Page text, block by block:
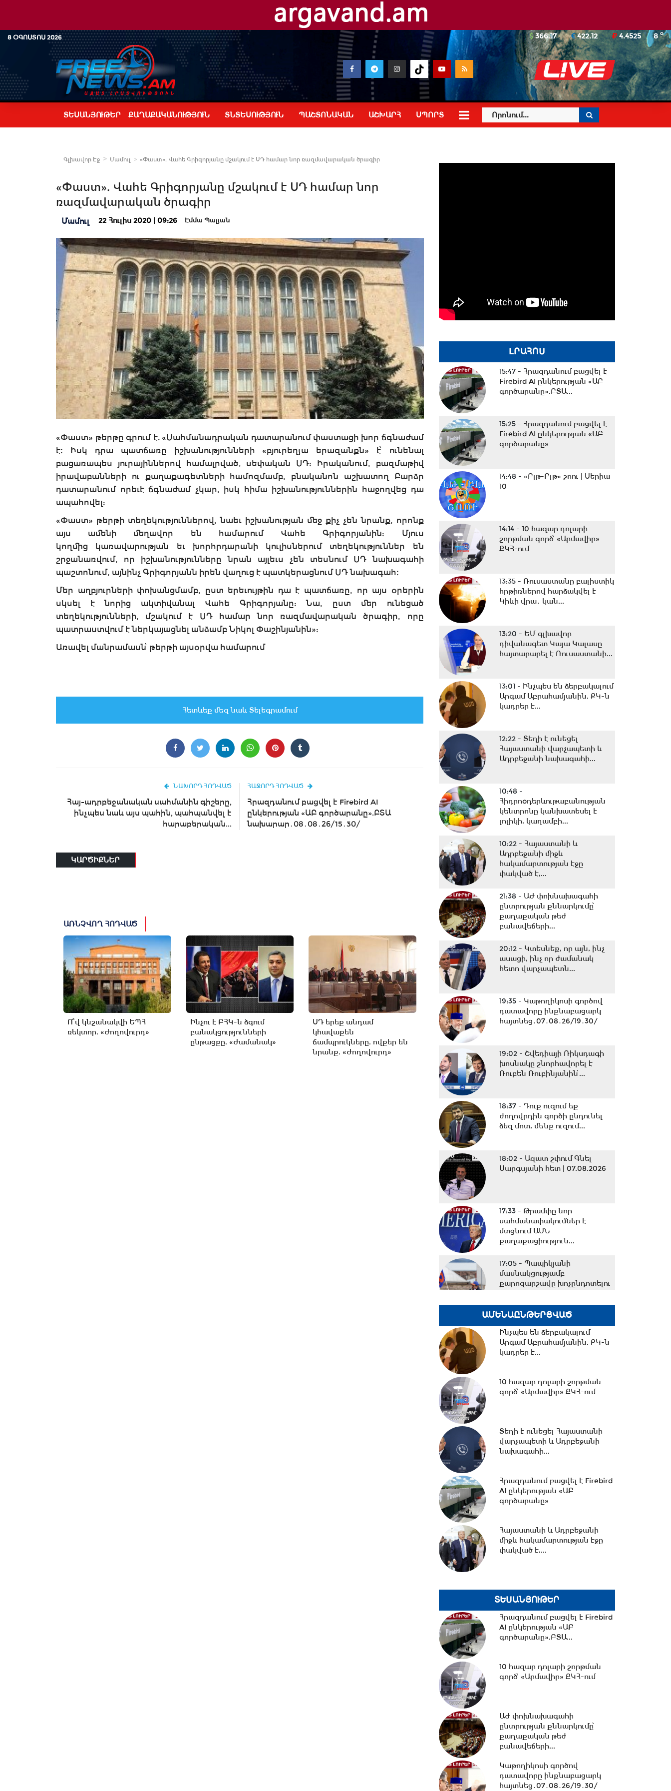
8 ՕԳՈՍՏՈՍ 2026 8o
366.17 422.12 4.4525
ՏԵՍԱՆՅՈՒԹԵՐ ՔԱՂԱՔԱԿԱՆՈՒԹՅՈՒՆ ՏՆՏԵՍՈՒԹՅՈՒՆ ՊԱՇՏՈՆԱԿԱՆ ԱՇԽԱՐՀ ՍՊՈՐՏ
Գլխավոր Էջ Մամուլ «Փաստ». Վահե Գրիգորյանը մշակում է ՍԴ համար նոր ռազմավարական ծրագիր
«Փաստ». Վահե Գրիգորյանը մշակում է ՍԴ համար նոր
ռազմավարական ծրագիր
Մամուլ 22 Հուլիս 2020 | 09:26 Էմմա Պալյան
«Փաստ» թերթը գրում է. «Սահմանադրական դատարանում փաստացի խոր ճգնաժամ
է։ Իսկ դրա պատճառը իշխանությունների «բյուրեղյա երազանքն» է՝ ունենալ
բացառապես յուրայիններով համալրված, սեփական ՍԴ: Իրականում, բազմաթիվ
իրավաբանների ու քաղաքագետների համոզմամբ, բնականոն աշխատող Բարձր
դատարանում որեւէ ճգնաժամ չկար, իսկ հիմա իշխանություններին հաջողվեց դա
ապահովել:
«Փաստ» թերթի տեղեկություններով, նաեւ իշխանության մեջ քիչ չեն նրանք, որոնք
այս ամենի մեղավոր են համարում Վահե Գրիգորյանին: Մյուս
կողմից կառավարության եւ խորհրդարանի կուլիսներում տեղեկություններ են
շրջանառվում, որ իշխանությունները նրան այլեւս չեն տեսնում ՍԴ նախագահի
պաշտոնում, այնինչ Գրիգորյանն իրեն վաղուց է պատկերացնում ՍԴ նախագահ։
Մեր աղբյուրների փոխանցմամբ, ըստ երեւույթին դա է պատճառը, որ այս օրերին
սկսել է նորից ակտիվանալ Վահե Գրիգորյանը: Նա, ըստ մեր ունեցած
տեղեկությունների, մշակում է ՍԴ համար նոր ռազմավարական ծրագիր, որը
պատրաստվում է ներկայացնել անձամբ Նիկոլ Փաշինյանին»:
Առավել մանրամասն՝ թերթի այսօրվա համարում
Հետևեք մեզ նաև Տելեգրամում
ՆԱԽՈՐԴ ՀՈԴՎԱԾ
Հայ-ադրբեջանական սահմանին գիշերը,
ինչպես նաև այս պահին, պահպանվել է
հարաբերական...
ՀԱՋՈՐԴ ՀՈԴՎԱԾ
Հրազդանում բացվել է Firebird AI
ընկերության «ԱԲ գործարանը».ԲՏԱ
նախարար․08․08․26/15․30/
ԿԱՐԾԻՔՆԵՐ
ԱՌՆՉՎՈՂ ՀՈԴՎԱԾ
Ո՞վ կնշանակվի ԵՊՀ
ռեկտոր. «Ժողովուրդ»
Ինչու է ԲՀԿ-ն ձգում
բանակցությունների
ընթացքը. «Ժամանակ»
ՍԴ երեք անդամ
կհավաքեն
ճամպրուկները. ովքեր են
նրանք. «Ժողովուրդ»
ԼՐԱՀՈՍ
15:47 - Հրազդանում բացվել է
Firebird AI ընկերության «ԱԲ
գործարանը».ԲՏԱ...
15:25 - Հրազդանում բացվել է
Firebird AI ընկերության «ԱԲ
գործարանը»
14:48 - «Բլթ-Բլթ» շոու | Սերիա
10
14:14 - 10 հազար դոլարի
շորթման գործ՝ «Արմավիր»
ՔԿՀ-ում
13:35 - Ռուսաստանը բալիստիկ
հրթիռներով հարձակվել է
Կիևի վրա․ կան...
13:20 - ԵՄ գլխավոր
դիվանագետ Կայա Կալասը
հայտարարել է Ռուսաստանի...
13:01 - Ինչպես են ձերբակալում
Արգամ Աբրահամյանին. ՔԿ-ն
կադրեր է...
12:22 - Տեղի է ունեցել
Հայաստանի վարչապետի և
Ադրբեջանի նախագահի...
10:48 -
Հիդրոօդերևութաբանության
կենտրոնը կանխատեսել է
լոլիկի, կաղամբի...
10:22 - Հայաստանի և
Ադրբեջանի միջև
հակամարտության էջը
փակված է,...
21:38 - ԱԺ փոխնախագահի
ընտրության քննարկումը՝
քաղաքական թեժ
բանավեճերի...
20:12 - Կտեսնեք, որ այն, ինչ
ասացի, ինչ որ ժամանակ
հետո վարչապետն...
19:35 - Կաթողիկոսի գործով
դատավորը ինքնաբացարկ
հայտնեց․07․08․26/19․30/
19:02 - Շվեդիայի Ռիկսդագի
խոսնակը շնորհավորել է
Ռուբեն Ռուբինյանին՝...
18:37 - Դուք ուզում եք
ժողովրդին գործի ընդունել
ձեզ մոտ, մենք ուզում...
18:02 - Ազատ շփում Գնել
Սարգսյանի հետ | 07.08.2026
17:33 - Թրամփը նոր
սահմանափակումներ է
մտցնում ԱՄՆ
քաղաքացիություն...
17:05 - Պապիկյանի
մասնակցությամբ
քարոզարշավը խոչընդոտելու
16:38 -Տաթև համայնքի
նախկին ղեկավար Մուրադ
Սիմոնյանից կբռնագանձվի...
գնման մրցույթից 500 մլն
դրամից ավելի...
սահմանափակումները
վնասում են ԵԱՏՄ-ի
ընկալմանը...
միլիարդի զենքի վաճառքն
Ադրբեջանին Հայաստանի...
14:06 -
Կասեցվել է «Ծիրան»
սուպերմարկետում գործող
հացի արտադրամասի...
բացահայտվել է 1,3 մլրդ դրամի
թաքցված հարկման...
13:00 -Մինչ Եվրասիական
միջկառավարական խորհրդի
12:33 -
Իրանի
ունեցող...
12:15 -Նիկոլ Փաշինյանը
պատասխանել է ռուսական
ներկայացուցիչների...
11:26 -Եվրասիական
ԱՄԵՆԱԸՆԹԵՐՑՎԱԾ
Ինչպես են ձերբակալում
Արգամ Աբրահամյանին. ՔԿ-ն
կադրեր է...
10 հազար դոլարի շորթման
գործ՝ «Արմավիր» ՔԿՀ-ում
Տեղի է ունեցել Հայաստանի
վարչապետի և Ադրբեջանի
նախագահի...
Հրազդանում բացվել է Firebird
AI ընկերության «ԱԲ
գործարանը»
Հայաստանի և Ադրբեջանի
միջև հակամարտության էջը
փակված է,...
ՏԵՍԱՆՅՈՒԹԵՐ
Հրազդանում բացվել է Firebird
AI ընկերության «ԱԲ
գործարանը».ԲՏԱ...
10 հազար դոլարի շորթման
գործ՝ «Արմավիր» ՔԿՀ-ում
ԱԺ փոխնախագահի
ընտրության քննարկումը՝
քաղաքական թեժ
բանավեճերի...
Կաթողիկոսի գործով
դատավորը ինքնաբացարկ
հայտնեց․07․08․26/19․30/